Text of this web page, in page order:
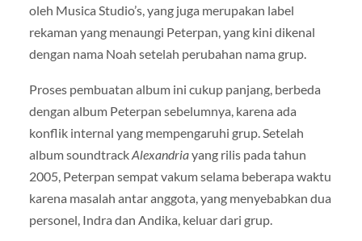
oleh Musica Studio’s, yang juga merupakan label
rekaman yang menaungi Peterpan, yang kini dikenal
dengan nama Noah setelah perubahan nama grup.
Proses pembuatan album ini cukup panjang, berbeda
dengan album Peterpan sebelumnya, karena ada
konflik internal yang mempengaruhi grup. Setelah
album soundtrackAlexandriayang rilis pada tahun
2005, Peterpan sempat vakum selama beberapa waktu
karena masalah antar anggota, yang menyebabkan dua
personel, Indra dan Andika, keluar dari grup.